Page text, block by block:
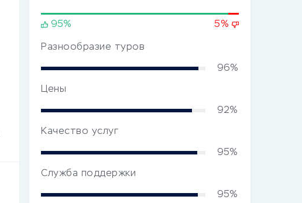
95% 5%
Разнообразие туров
96%
Цены
92%
Качество услуг
95%
Служба поддержки
95%